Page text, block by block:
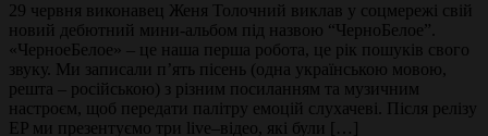
29 червня виконавец Женя Толочний виклав у соцмережі свій
новий дебютний мини-альбом під назвою “ЧерноБелое”.
«ЧерноеБелое» – це наша перша робота, це рік пошуків свого
звуку. Ми записали п’ять пісень (одна українською мовою,
решта – російською) з різним посиланням та музичним
настроєм, щоб передати палітру емоцій слухачеві. Після релізу
EP ми презентуємо три live–відео, які були […]